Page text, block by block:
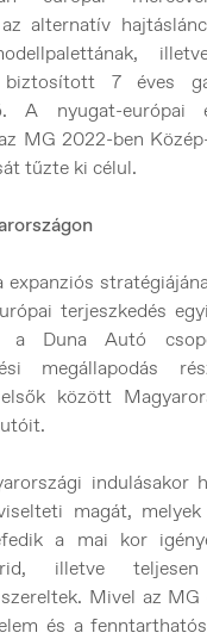
alternatív
biztosított 7 éves
A nyugat-európai
MG 2022-ben
tűzte ki célul.
expanziós
terjeszkedés
Duna Autó
megállapodás
között
indulásakor
magát,
a mai kor
illetve teljesen
Mivel az
és a